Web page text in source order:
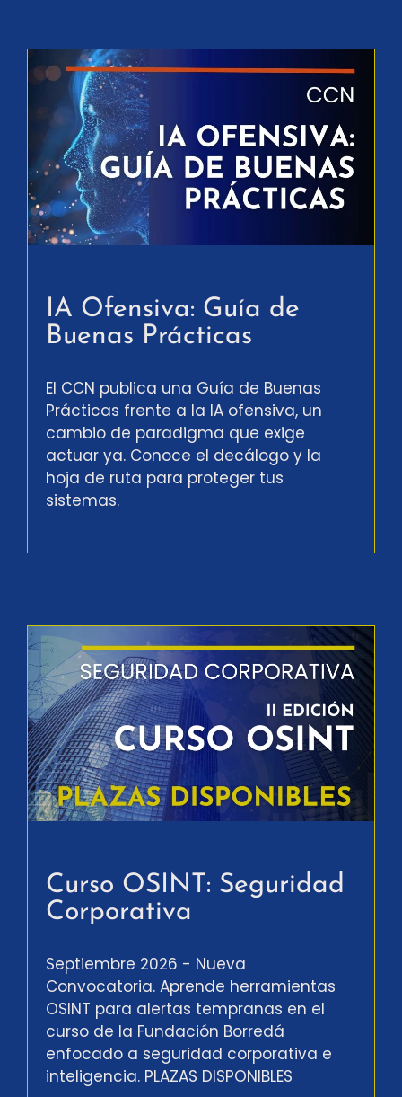
IA Ofensiva: Guía de
Buenas Prácticas
El CCN publica una Guía de Buenas
Prácticas frente a la IA ofensiva, un
cambio de paradigma que exige
actuar ya. Conoce el decálogo y la
hoja de ruta para proteger tus
sistemas.
Curso OSINT: Seguridad
Corporativa
Septiembre 2026 - Nueva
Convocatoria. Aprende herramientas
OSINT para alertas tempranas en el
curso de la Fundación Borredá
enfocado a seguridad corporativa e
inteligencia. PLAZAS DISPONIBLES